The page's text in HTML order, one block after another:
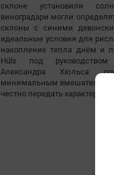
склоне установили
виноградари могли
склоны с синими
идеальные условия для
накопление тепла днём и
Hüls под
Александра Хюльса
минимальным
честно передать характер